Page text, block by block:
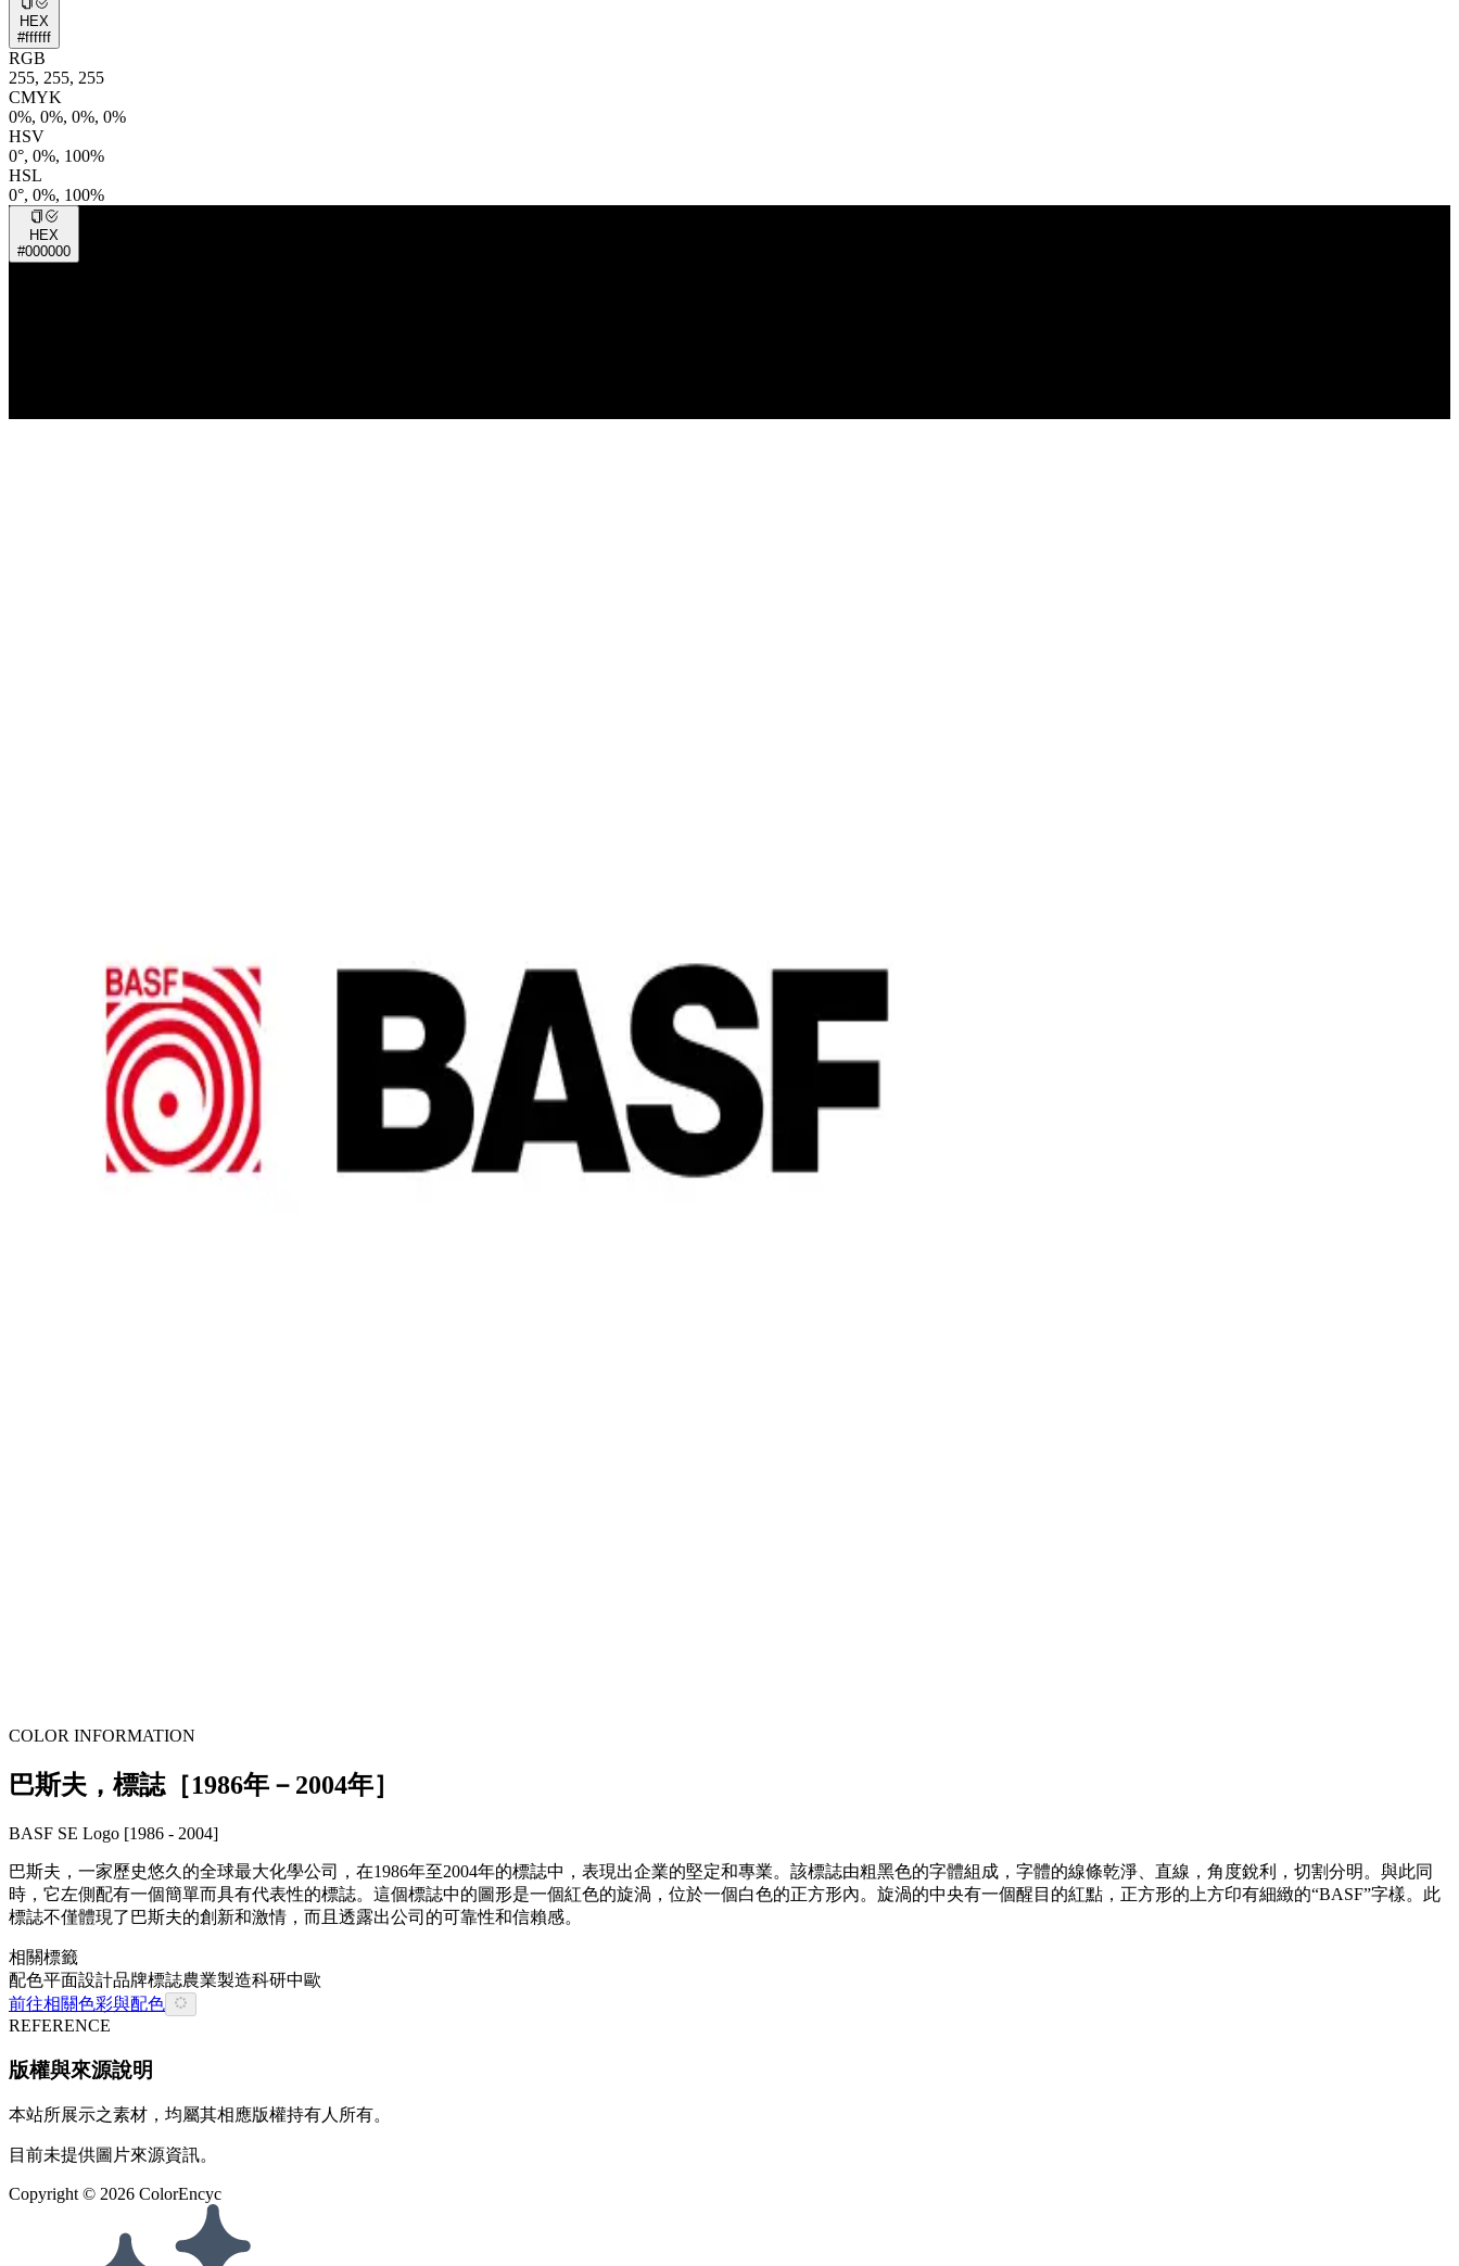
HEX
#ffffff
RGB
255, 255, 255
CMYK
0%, 0%, 0%, 0%
HSV
0°, 0%, 100%
HSL
0°, 0%, 100%
HEX
#000000
COLOR INFORMATION
巴斯夫，標誌［1986年－2004年］
BASF SE Logo [1986 - 2004]
巴斯夫，一家歷史悠久的全球最大化學公司，在1986年至2004年的標誌中，表現出企業的堅定和專業。該標誌由粗黑色的字體組成，字體的線條乾淨、直線，角度銳利，切割分明。與此同
時，它左側配有一個簡單而具有代表性的標誌。這個標誌中的圖形是一個紅色的旋渦，位於一個白色的正方形內。旋渦的中央有一個醒目的紅點，正方形的上方印有細緻的“BASF”字樣。此
標誌不僅體現了巴斯夫的創新和激情，而且透露出公司的可靠性和信賴感。
相關標籤
配色平面設計品牌標誌農業製造科研中歐
前往相關色彩與配色
REFERENCE
版權與來源說明
本站所展示之素材，均屬其相應版權持有人所有。
目前未提供圖片來源資訊。
Copyright © 2026 ColorEncyc